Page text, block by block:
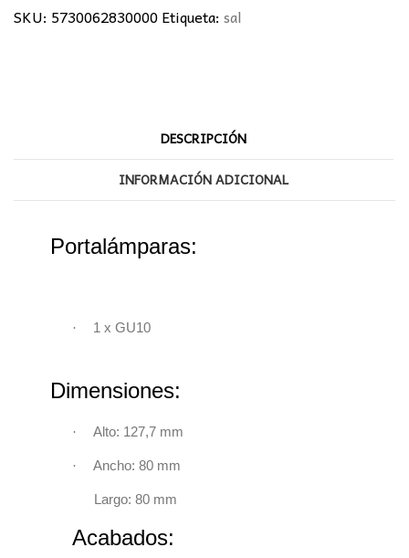
cantidad
SKU: 5730062830000Etiqueta: sal
DESCRIPCIÓN
INFORMACIÓN ADICIONAL
Portalámparas:
· 1 x GU10
Dimensiones:
· Alto: 127,7 mm
· Ancho: 80 mm
Largo: 80 mm
Acabados: